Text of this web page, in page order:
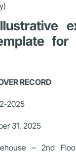
for
RECORD
2025
31, 2025
– 2nd